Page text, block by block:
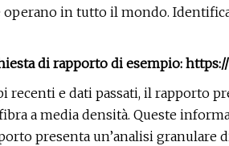
in tutto il mondo.
di rapporto di esempio:
recenti e dati passati, il rapporto
a media densità. Queste
presenta un’analisi